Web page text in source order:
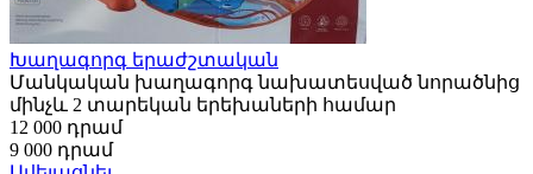
Խաղագորգ երաժշտական
Մանկական խաղագորգ նախատեսված նորածնից
մինչև 2 տարեկան երեխաների համար
12 000 դրամ
9 000 դրամ